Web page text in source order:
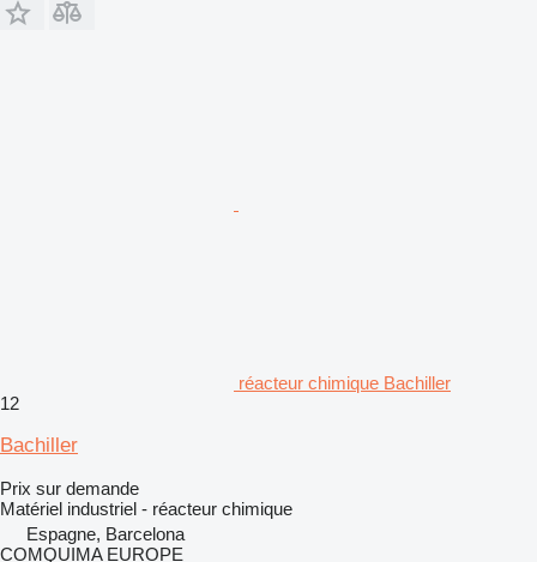
réacteur chimique Bachiller
12
Bachiller
Prix sur demande
Matériel industriel - réacteur chimique
Espagne, Barcelona
COMQUIMA EUROPE